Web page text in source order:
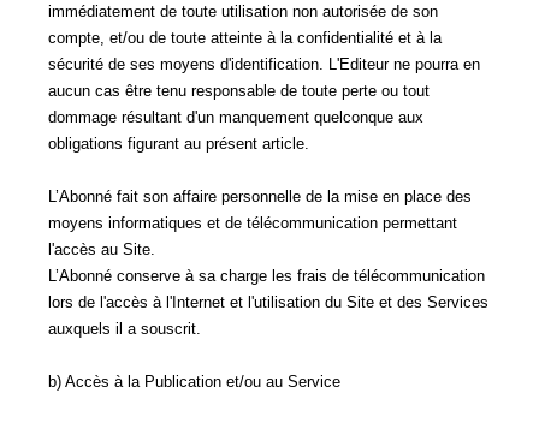
immédiatement de toute utilisation non autorisée de son
compte, et/ou de toute atteinte à la confidentialité et à la
sécurité de ses moyens d'identification. L'Editeur ne pourra en
aucun cas être tenu responsable de toute perte ou tout
dommage résultant d'un manquement quelconque aux
obligations figurant au présent article.
L’Abonné fait son affaire personnelle de la mise en place des
moyens informatiques et de télécommunication permettant
l'accès au Site.
L’Abonné conserve à sa charge les frais de télécommunication
lors de l'accès à l'Internet et l'utilisation du Site et des Services
auxquels il a souscrit.
b) Accès à la Publication et/ou au Service